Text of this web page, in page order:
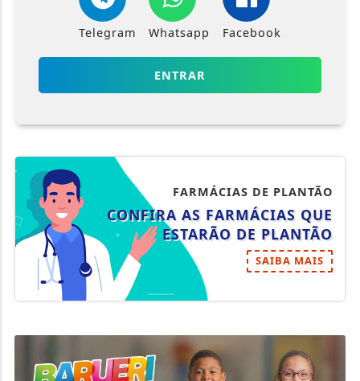
Telegram Whatsapp Facebook
ENTRAR
FARMÁCIAS DE PLANTÃO
CONFIRA AS FARMÁCIAS QUE
ESTARÃO DE PLANTÃO
SAIBA MAIS